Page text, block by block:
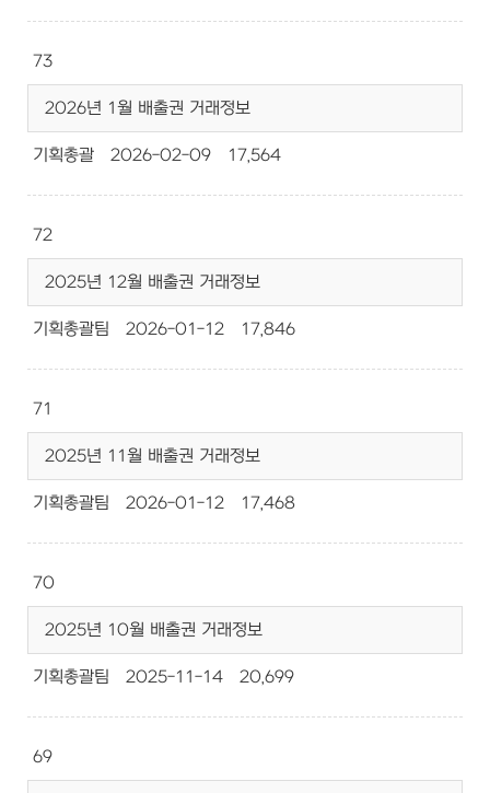
73
2026년 1월 배출권 거래정보
기획총괄 2026-02-09 17,564
72
2025년 12월 배출권 거래정보
기획총괄팀 2026-01-12 17,846
71
2025년 11월 배출권 거래정보
기획총괄팀 2026-01-12 17,468
70
2025년 10월 배출권 거래정보
기획총괄팀 2025-11-14 20,699
69